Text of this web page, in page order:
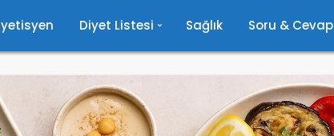
Diyet Listesi Sağlık Soru & Cevap